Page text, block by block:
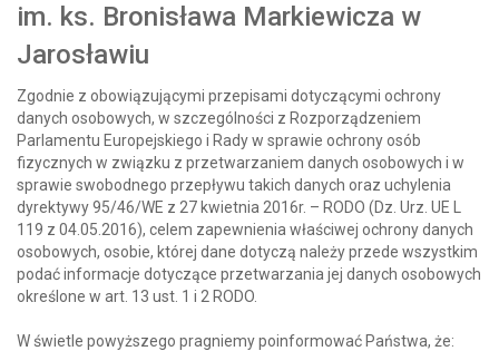
im. ks. Bronisława Markiewicza w
Jarosławiu
Zgodnie z obowiązującymi przepisami dotyczącymi ochrony
danych osobowych, w szczególności z Rozporządzeniem
Parlamentu Europejskiego i Rady w sprawie ochrony osób
fizycznych w związku z przetwarzaniem danych osobowych i w
sprawie swobodnego przepływu takich danych oraz uchylenia
dyrektywy 95/46/WE z 27 kwietnia 2016r. – RODO (Dz. Urz. UE L
119 z 04.05.2016), celem zapewnienia właściwej ochrony danych
osobowych, osobie, której dane dotyczą należy przede wszystkim
podać informacje dotyczące przetwarzania jej danych osobowych
określone w art. 13 ust. 1 i 2 RODO.
W świetle powyższego pragniemy poinformować Państwa, że: